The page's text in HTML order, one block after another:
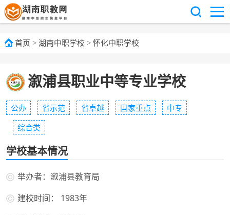
首页 > 湖南中职学校 > 怀化中职学校
溆浦县职业中等专业学校
公办 省示范 省卓越 国家重点
中专
综合类
学校基本情况
举办者：溆浦县教育局
建校时间： 1983年